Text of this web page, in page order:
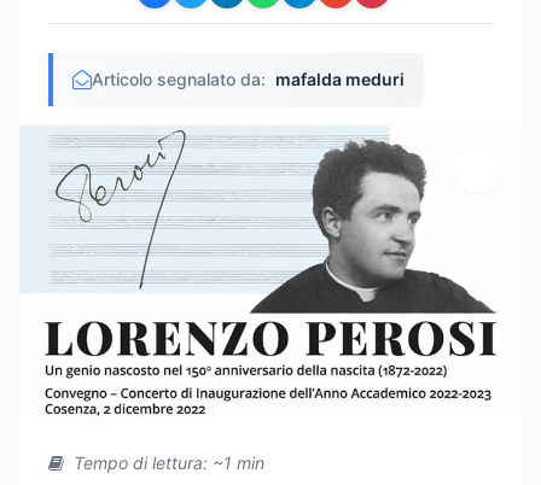
Articolo segnalato da: mafalda meduri
Tempo di lettura: ~1 min